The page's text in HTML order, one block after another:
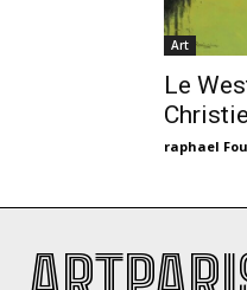
Art
Le
raphael